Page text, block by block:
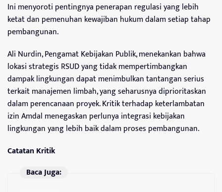
Ini menyoroti pentingnya penerapan regulasi yang lebih
ketat dan pemenuhan kewajiban hukum dalam setiap tahap
pembangunan.
Ali Nurdin, Pengamat Kebijakan Publik, menekankan bahwa
lokasi strategis RSUD yang tidak mempertimbangkan
dampak lingkungan dapat menimbulkan tantangan serius
terkait manajemen limbah, yang seharusnya diprioritaskan
dalam perencanaan proyek. Kritik terhadap keterlambatan
izin Amdal menegaskan perlunya integrasi kebijakan
lingkungan yang lebih baik dalam proses pembangunan.
Catatan Kritik
Baca Juga: